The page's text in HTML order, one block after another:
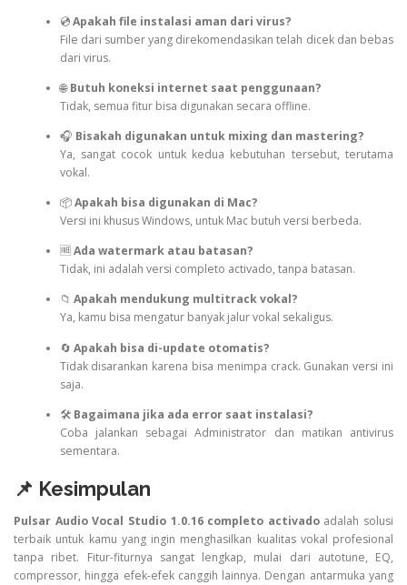
💿Apakah file instalasi aman dari virus?
File dari sumber yang direkomendasikan telah dicek dan bebas
dari virus.
🌐Butuh koneksi internet saat penggunaan?
Tidak, semua fitur bisa digunakan secara offline.
🎧 Bisakah digunakan untuk mixing dan mastering?
Ya, sangat cocok untuk kedua kebutuhan tersebut, terutama
vokal.
📦Apakah bisa digunakan di Mac?
Versi ini khusus Windows, untuk Mac butuh versi berbeda.
🆓 Ada watermark atau batasan?
Tidak, ini adalah versi completo activado, tanpa batasan.
📁 Apakah mendukung multitrack vokal?
Ya, kamu bisa mengatur banyak jalur vokal sekaligus.
🔄 Apakah bisa di-update otomatis?
Tidak disarankan karena bisa menimpa crack. Gunakan versi ini
saja.
🛠️ Bagaimana jika ada error saat instalasi?
Coba jalankan sebagai Administrator dan matikan antivirus
sementara.
📌 Kesimpulan
Pulsar Audio Vocal Studio 1.0.16 completo activadoadalah solusi
terbaik untuk kamu yang ingin menghasilkan kualitas vokal profesional
tanpa ribet. Fitur-fiturnya sangat lengkap, mulai dari autotune, EQ,
compressor, hingga efek-efek canggih lainnya. Dengan antarmuka yang